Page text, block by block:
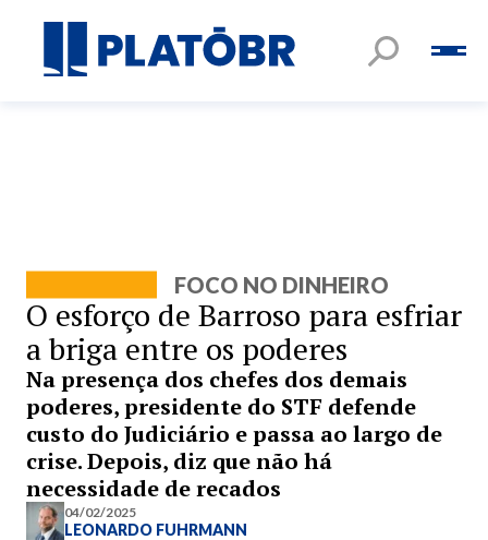
FOCO NO DINHEIRO
O esforço de Barroso para esfriar
a briga entre os poderes
Na presença dos chefes dos demais
poderes, presidente do STF defende
custo do Judiciário e passa ao largo de
crise. Depois, diz que não há
necessidade de recados
04/02/2025
LEONARDO FUHRMANN